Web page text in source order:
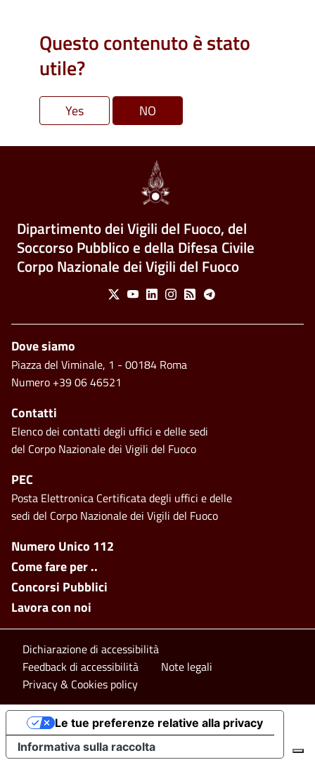
Questo contenuto è stato
utile?
Dipartimento dei Vigili del Fuoco, del
Soccorso Pubblico e della Difesa Civile
Corpo Nazionale dei Vigili del Fuoco
Social Menu
X YoutubeLinkedinInstagram
Feed Telegram
Footer side menu
Numero Unico 112
Come fare per ..
Concorsi Pubblici
Lavora con noi
Footer
Dove siamo
Piazza del Viminale, 1 - 00184 Roma
Numero +39 06 46521
Contatti
Elenco dei contatti degli uffici e delle sedi
del Corpo Nazionale dei Vigili del Fuoco
PEC
Posta Elettronica Certificata degli uffici e delle
sedi del Corpo Nazionale dei Vigili del Fuoco
Footer bottom
Dichiarazione di accessibilità
Feedback di accessibilità
Note legali
Privacy & Cookies policy
Informativa sulla raccolta
Le tue preferenze relative alla privacy